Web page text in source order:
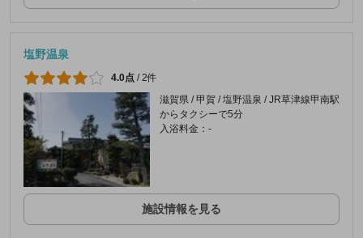
塩野温泉
4.0点 / 2件
滋賀県 / 甲賀 / 塩野温泉 / JR草津線甲南駅
からタクシーで5分
入浴料金：-
施設情報を見る